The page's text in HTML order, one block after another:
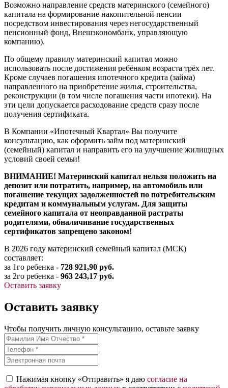
Возможно направление средств материнского (семейного)
капитала на формирование накопительной пенсии
посредством инвестирования через негосударственный
пенсионный фонд, Внешэкономбанк, управляющую
компанию).
По общему правилу материнский капитал можно
использовать после достижения ребёнком возраста трёх лет.
Кроме случаев погашения ипотечного кредита (займа)
направленного на приобретение жилья, строительства,
реконструкции (в том числе погашения части ипотеки). На
эти цели допускается расходование средств сразу после
получения сертификата.
В Компании «Ипотечный Квартал» Вы получите
консультацию, как оформить займ под материнский
(семейный) капитал и направить его на улучшение жилищных
условий своей семьи!
ВНИМАНИЕ! Материнский капитал нельзя положить на
депозит или потратить, например, на автомобиль или
погашение текущих задолженностей по потребительским
кредитам и коммунальным услугам. Для защиты
семейного капитала от неоправданной растраты
родителями, обналичивание государственных
сертификатов запрещено законом!
В 2026 году материнский семейный капитал (МСК)
составляет:
за 1го ребенка - 728 921,90 руб.
за 2го ребенка - 963 243,17 руб.
Оставить заявку
Оставить заявку
Чтобы получить личную консультацию, оставьте заявку
Нажимая кнопку «Отправить» я даю согласие на